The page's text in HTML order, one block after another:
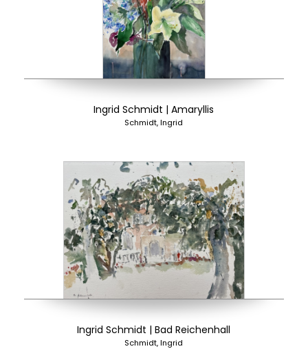
Ingrid Schmidt | Amaryllis
Schmidt, Ingrid
Ingrid Schmidt | Bad Reichenhall
Schmidt, Ingrid